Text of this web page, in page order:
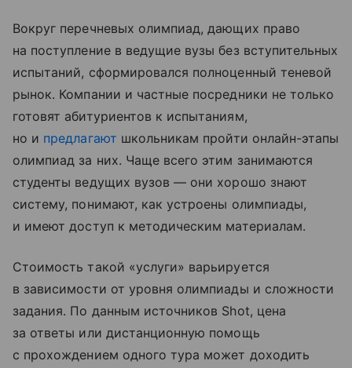
Вокруг перечневых олимпиад, дающих право
на поступление в ведущие вузы без вступительных
испытаний, сформировался полноценный теневой
рынок. Компании и частные посредники не только
готовят абитуриентов к испытаниям,
но и предлагают школьникам пройти онлайн-этапы
олимпиад за них. Чаще всего этим занимаются
студенты ведущих вузов — они хорошо знают
систему, понимают, как устроены олимпиады,
и имеют доступ к методическим материалам.
Стоимость такой «услуги» варьируется
в зависимости от уровня олимпиады и сложности
задания. По данным источников Shot, цена
за ответы или дистанционную помощь
с прохождением одного тура может доходить